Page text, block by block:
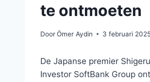
te ontmoeten
DoorÖmer Aydin 3 februari
De Japanse premier
Investor SoftBank Group